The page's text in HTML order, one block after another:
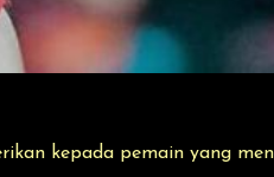
kepada pemain yang